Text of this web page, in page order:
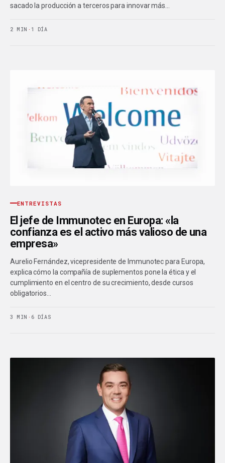
sacado la producción a terceros para innovar más…
2 MIN · 1 DÍA
ENTREVISTAS
El jefe de Immunotec en Europa: «la
confianza es el activo más valioso de una
empresa»
Aurelio Fernández, vicepresidente de Immunotec para Europa,
explica cómo la compañía de suplementos pone la ética y el
cumplimiento en el centro de su crecimiento, desde cursos
obligatorios…
3 MIN · 6 DÍAS